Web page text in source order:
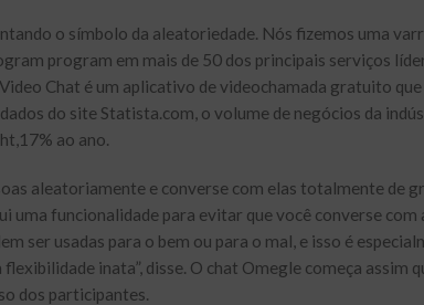
o símbolo da aleatoriedade. Nós fizemos uma
program em mais de 50 dos principais serviços
Chat é um aplicativo de videochamada gratuito
do site Statista.com, o volume de negócios da
ao ano.
aleatoriamente e converse com elas totalmente de
uma funcionalidade para evitar que você converse com
ser usadas para o bem ou para o mal, e isso é
inata”, disse. O chat Omegle começa assim
dos participantes.